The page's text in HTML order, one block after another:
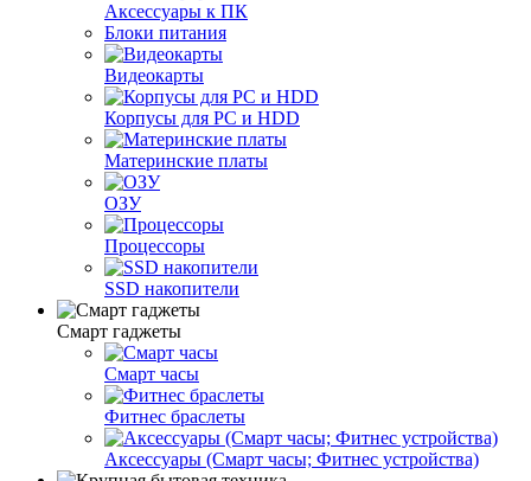
Аксессуары к ПК
Блоки питания
Видеокарты
Корпусы для PC и HDD
Материнские платы
ОЗУ
Процессоры
SSD накопители
Смарт гаджеты
Смарт часы
Фитнес браслеты
Аксессуары (Смарт часы; Фитнес устройства)